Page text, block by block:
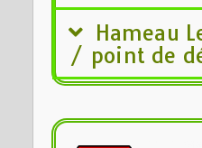
Hameau
/ point de